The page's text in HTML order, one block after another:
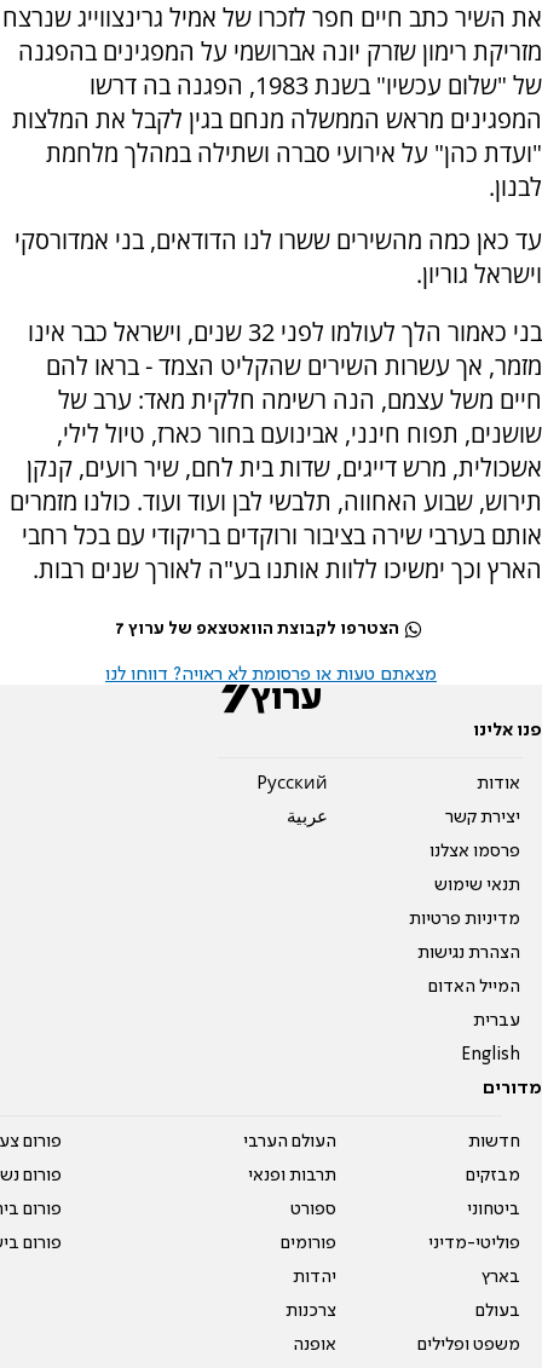
את השיר כתב חיים חפר לזכרו של אמיל גרינצווייג שנרצח
מזריקת רימון שזרק יונה אברושמי על המפגינים בהפגנה
של "שלום עכשיו" בשנת 1983, הפגנה בה דרשו
המפגינים מראש הממשלה מנחם בגין לקבל את המלצות
"ועדת כהן" על אירועי סברה ושתילה במהלך מלחמת
לבנון.
עד כאן כמה מהשירים ששרו לנו הדודאים, בני אמדורסקי
וישראל גוריון.
בני כאמור הלך לעולמו לפני 32 שנים, וישראל כבר אינו
מזמר, אך עשרות השירים שהקליט הצמד - בראו להם
חיים משל עצמם, הנה רשימה חלקית מאד: ערב של
שושנים, תפוח חינני, אבינועם בחור כארז, טיול לילי,
אשכולית, מרש דייגים, שדות בית לחם, שיר רועים, קנקן
תירוש, שבוע האחווה, תלבשי לבן ועוד ועוד. כולנו מזמרים
אותם בערבי שירה בציבור ורוקדים בריקודי עם בכל רחבי
הארץ וכך ימשיכו ללוות אותנו בע"ה לאורך שנים רבות.
הצטרפו לקבוצת הוואטצאפ של ערוץ 7
מצאתם טעות או פרסומת לא ראויה? דווחו לנו
פנו אלינו
אודות
יצירת קשר
פרסמו אצלנו
תנאי שימוש
מדיניות פרטיות
הצהרת נגישות
המייל האדום
עברית
English
Pусский
عربية
מדורים
חדשות
מבזקים
ביטחוני
פוליטי-מדיני
בארץ
בעולם
משפט ופלילים
העולם הערבי
תרבות ופנאי
ספורט
פורומים
יהדות
צרכנות
אופנה
פורום
פורום
פורום
פורום